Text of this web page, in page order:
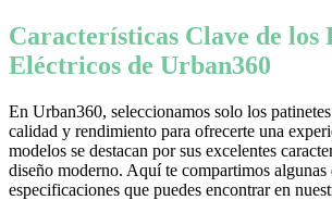
Características Clave de los
Eléctricos de Urban360
En Urban360, seleccionamos solo los
calidad y rendimiento para ofrecerte una
modelos se destacan por sus excelentes
diseño moderno. Aquí te compartimos algunas
especificaciones que puedes encontrar en